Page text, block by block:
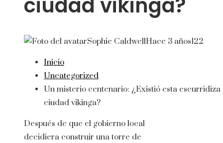
Sophie CaldwellHace 3 años122
Inicio
Uncategorized
Un misterio centenario: ¿Existió esta escurridiza
ciudad vikinga?
Después de que el gobierno local
decidiera construir una torre de